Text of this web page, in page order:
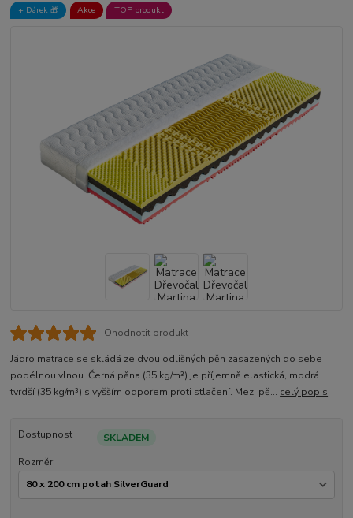
+ Dárek️ 🎁 Akce TOP produkt
Ohodnotit produkt
Jádro matrace se skládá ze dvou odlišných pěn zasazených do sebe
podélnou vlnou. Černá pěna (35 kg/m³) je příjemně elastická, modrá
tvrdší (35 kg/m³) s vyšším odporem proti stlačení. Mezi pě... celý popis
Dostupnost
SKLADEM
Rozměr